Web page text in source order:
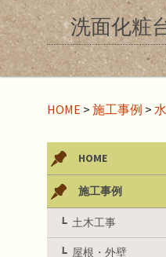
洗面化粧
HOME > 施工事例 >
HOME
施工事例
土木工事
屋根・外壁